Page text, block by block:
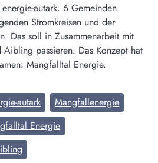
autark. 6 Gemeinden
Stromkreisen und der
Das soll in Zusammenarbeit mit
Aibling passieren. Das Konzept hat
Mangfalltal Energie.
autark
Mangfallenergie
Energie